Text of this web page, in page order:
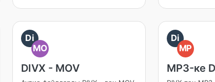
Di
MO
DIVX - MOV
Di
MP
MP3-ке